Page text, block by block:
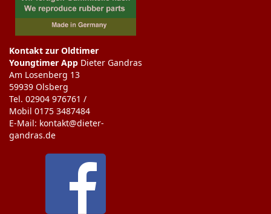
Kontakt zur Oldtimer
Youngtimer App Dieter Gandras
Am Losenberg 13
59939 Olsberg
Tel. 02904 976761 /
Mobil 0175 3487484
E-Mail: kontakt@dieter-
gandras.de